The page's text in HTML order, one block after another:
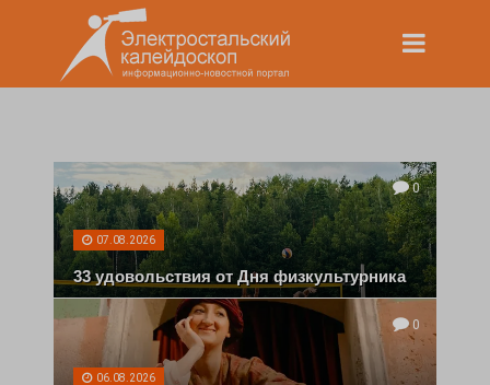
0
07.08.2026
33 удовольствия от Дня физкультурника
0
06.08.2026